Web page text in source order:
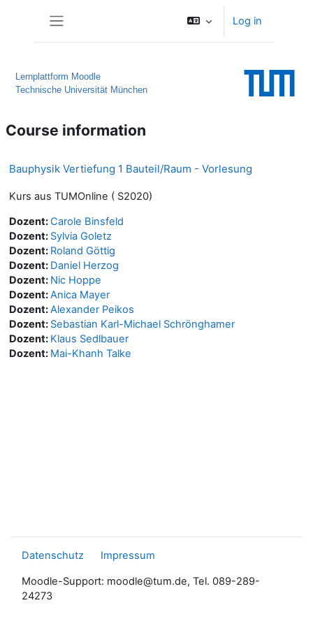
Log in
Lernplattform Moodle
Technische Universität München
Course information
Bauphysik Vertiefung 1 Bauteil/Raum - Vorlesung
Kurs aus TUMOnline ( S2020)
Dozent:Carole Binsfeld
Dozent: Sylvia Goletz
Dozent: Roland Göttig
Dozent: Daniel Herzog
Dozent: Nic Hoppe
Dozent:Anica Mayer
Dozent:Alexander Peikos
Dozent: Sebastian Karl-Michael Schrönghamer
Dozent: Klaus Sedlbauer
Dozent: Mai-Khanh Talke
Datenschutz Impressum
Moodle-Support: moodle@tum.de, Tel. 089-289-
24273